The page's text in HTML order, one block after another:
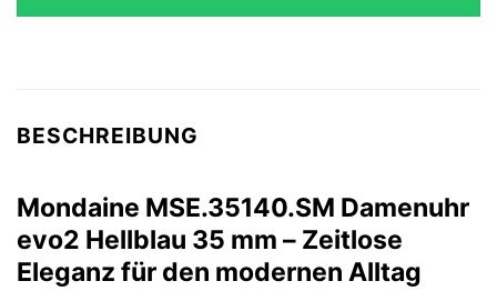
BESCHREIBUNG
Mondaine MSE.35140.SM Damenuhr
evo2 Hellblau 35 mm – Zeitlose
Eleganz für den modernen Alltag